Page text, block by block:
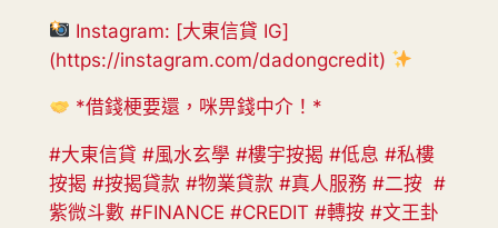
Instagram: [大東信貸 IG]
(https://instagram.com/dadongcredit)
*借錢梗要還，咪畀錢中介！*
#大東信貸 #風水玄學 #樓宇按揭 #低息 #私樓
按揭 #按揭貸款 #物業貸款 #真人服務 #二按 #
紫微斗數 #FINANCE #CREDIT #轉按 #文王卦